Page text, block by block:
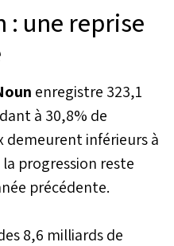
: une reprise
enregistre 323,1
à 30,8% de
demeurent inférieurs à
progression reste
précédente.
8,6 milliards de